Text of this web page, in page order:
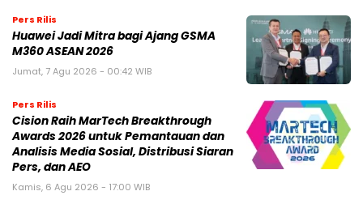
Pers Rilis
Huawei Jadi Mitra bagi Ajang GSMA
M360 ASEAN 2026
Jumat, 7 Agu 2026 - 00:42 WIB
Pers Rilis
Cision Raih MarTech Breakthrough
Awards 2026 untuk Pemantauan dan
Analisis Media Sosial, Distribusi Siaran
Pers, dan AEO
Kamis, 6 Agu 2026 - 17:00 WIB